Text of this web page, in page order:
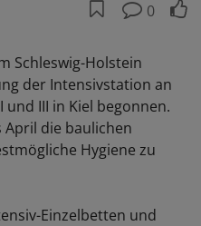
0
Schleswig-Holstein
der Intensivstation an
III in Kiel begonnen.
die baulichen
Hygiene zu
Einzelbetten und